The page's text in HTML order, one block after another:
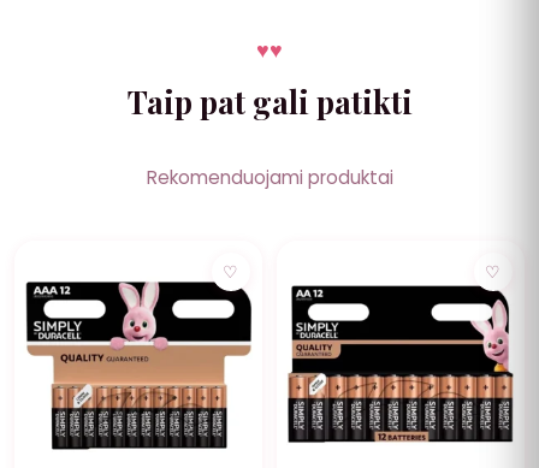
♥♥
Taip pat gali patikti
Rekomenduojami produktai
♡ ♡